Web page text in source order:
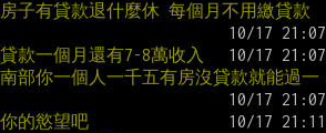
子有貸款退什麼休 每個月不用繳貸款
款一個月還有7-8萬收入
部你一個人一千五有房沒貸款就能過一
的慾望吧